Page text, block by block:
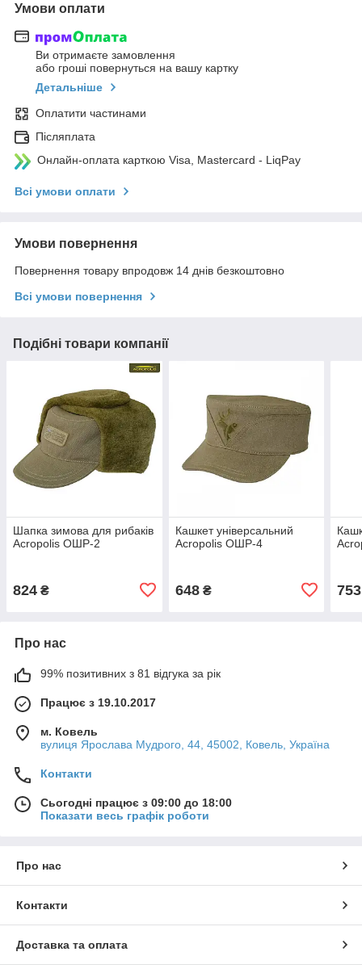
Умови оплати
Ви отримаєте замовлення
або гроші повернуться на вашу картку
Детальніше
Оплатити частинами
Післяплата
Онлайн-оплата карткою Visa, Mastercard - LiqPay
Всі умови оплати
Умови повернення
Повернення товару впродовж 14 днів безкоштовно
Всі умови повернення
Подібні товари компанії
Шапка зимова для рибаків
Acropolis ОШР-2
824 ₴
Кашкет універсальний
Acropolis ОШР-4
648₴ 753
Про нас
99% позитивних з 81 відгука за рік
Працює з 19.10.2017
м. Ковель
вулиця Ярослава Мудрого, 44, 45002, Ковель, Україна
Контакти
Сьогодні працює з 09:00 до 18:00
Показати весь графік роботи
Про нас
Контакти
Доставка та оплата